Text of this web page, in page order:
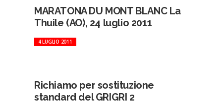
MARATONA DU MONT BLANC La
Thuile (AO), 24 luglio 2011
4 LUGLIO 2011
Richiamo per sostituzione
standard del GRIGRI 2